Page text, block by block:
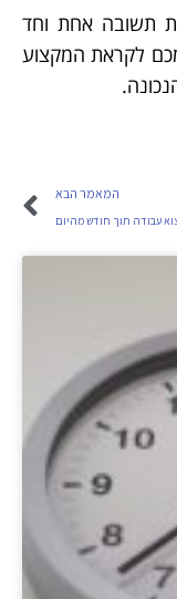
תשובה אחת וחד
לקראת המקצוע
המאמר הבא
עבודה תוך חודש מהיום